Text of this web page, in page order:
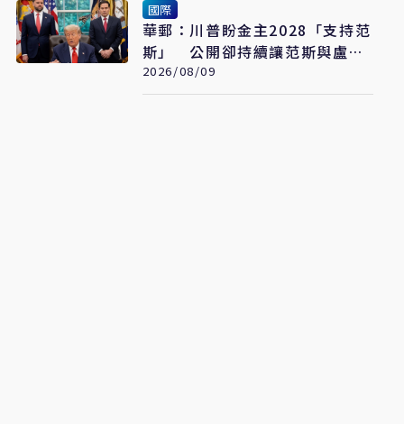
國際
華郵：川普盼金主2028「支持范
斯」 公開卻持續讓范斯與盧比
奧較勁接班
2026/08/09